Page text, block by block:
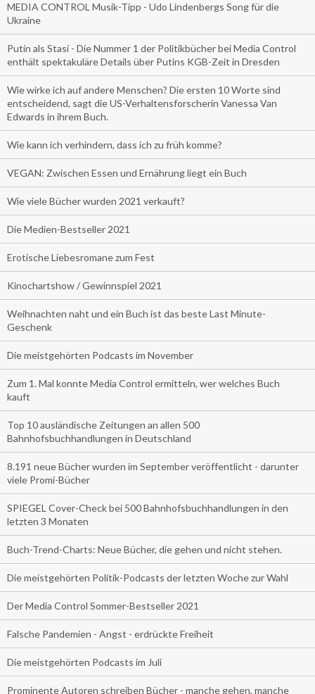
MEDIA CONTROL Musik-Tipp - Udo Lindenbergs Song für die
Ukraine
Putin als Stasi - Die Nummer 1 der Politikbücher bei Media Control
enthält spektakuläre Details über Putins KGB-Zeit in Dresden
Wie wirke ich auf andere Menschen? Die ersten 10 Worte sind
entscheidend, sagt die US-Verhaltensforscherin Vanessa Van
Edwards in ihrem Buch.
Wie kann ich verhindern, dass ich zu früh komme?
VEGAN: Zwischen Essen und Ernährung liegt ein Buch
Wie viele Bücher wurden 2021 verkauft?
Die Medien-Bestseller 2021
Erotische Liebesromane zum Fest
Kinochartshow / Gewinnspiel 2021
Weihnachten naht und ein Buch ist das beste Last Minute-
Geschenk
Die meistgehörten Podcasts im November
Zum 1. Mal konnte Media Control ermitteln, wer welches Buch
kauft
Top 10 ausländische Zeitungen an allen 500
Bahnhofsbuchhandlungen in Deutschland
8.191 neue Bücher wurden im September veröffentlicht - darunter
viele Promi-Bücher
SPIEGEL Cover-Check bei 500 Bahnhofsbuchhandlungen in den
letzten 3 Monaten
Buch-Trend-Charts: Neue Bücher, die gehen und nicht stehen.
Die meistgehörten Politik-Podcasts der letzten Woche zur Wahl
Der Media Control Sommer-Bestseller 2021
Falsche Pandemien - Angst - erdrückte Freiheit
Die meistgehörten Podcasts im Juli
Prominente Autoren schreiben Bücher - manche gehen, manche